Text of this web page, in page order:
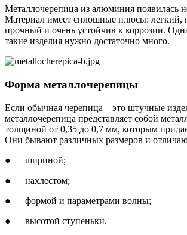
Металлочерепица из алюминия появилась
Материал имеет сплошные плюсы: легкий,
прочный и очень устойчив к коррозии.
такие изделия нужно достаточно много.
Форма металлочерепицы
Если обычная черепица – это штучные
металлочерепица представляет собой
толщиной от 0,35 до 0,7 мм, которым
Они бывают различных размеров и
● шириной;
● нахлестом;
● формой и параметрами волны;
● высотой ступеньки.